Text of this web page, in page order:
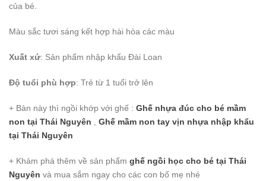
của bé.
Màu sắc tươi sáng kết hợp hài hòa các màu
Xuất xứ: Sản phẩm nhập khẩu Đài Loan
Độ tuổi phù hợp: Trẻ từ 1 tuổi trở lên
+ Bàn này thì ngồi khớp với ghế : Ghế nhựa đúc cho bé mầm
non tại Thái Nguyên
Ghế mầm non tay vịn nhựa nhập khẩu
tại Thái Nguyên
+ Khám phá thêm về sản phẩm ghế ngồi học cho bé tại Thái
Nguyên và mua sắm ngay cho các con bố mẹ nhé